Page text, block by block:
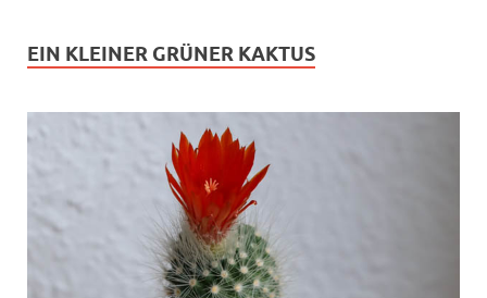
EIN KLEINER GRÜNER KAKTUS